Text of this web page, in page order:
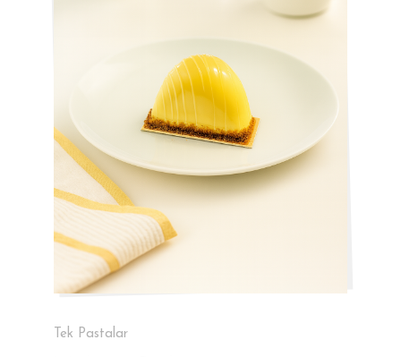
Tek Pastalar